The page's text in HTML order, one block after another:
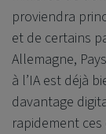
proviendra
et de certains
Allemagne,
à l’IA est déjà
davantage
rapidement